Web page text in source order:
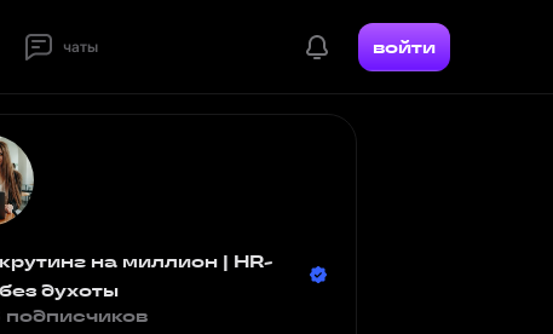
чаты войти
на миллион | HR-
духоты